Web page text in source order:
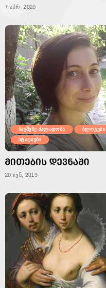
7 აპრ, 2020
ბავშვზე ძალადობა ბლოგები
სტატიები
ᲛᲘᲗᲔᲑᲘᲡ ᲓᲔᲕᲜᲐᲨᲘ
20 ივნ, 2019